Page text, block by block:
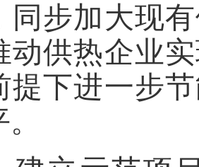
同步加大现
动供热企业实
提下进一步